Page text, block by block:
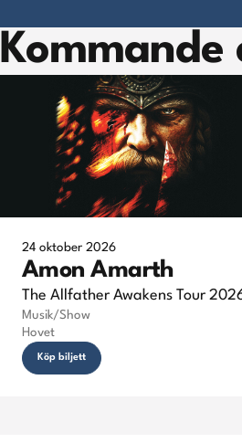
Kommande
24 oktober 2026
Amon Amarth
The Allfather Awakens Tour
Musik/Show
Hovet
Köp biljett